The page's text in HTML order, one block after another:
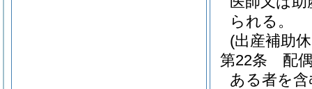
られる。
(出産補助
第22条
配
ある者を